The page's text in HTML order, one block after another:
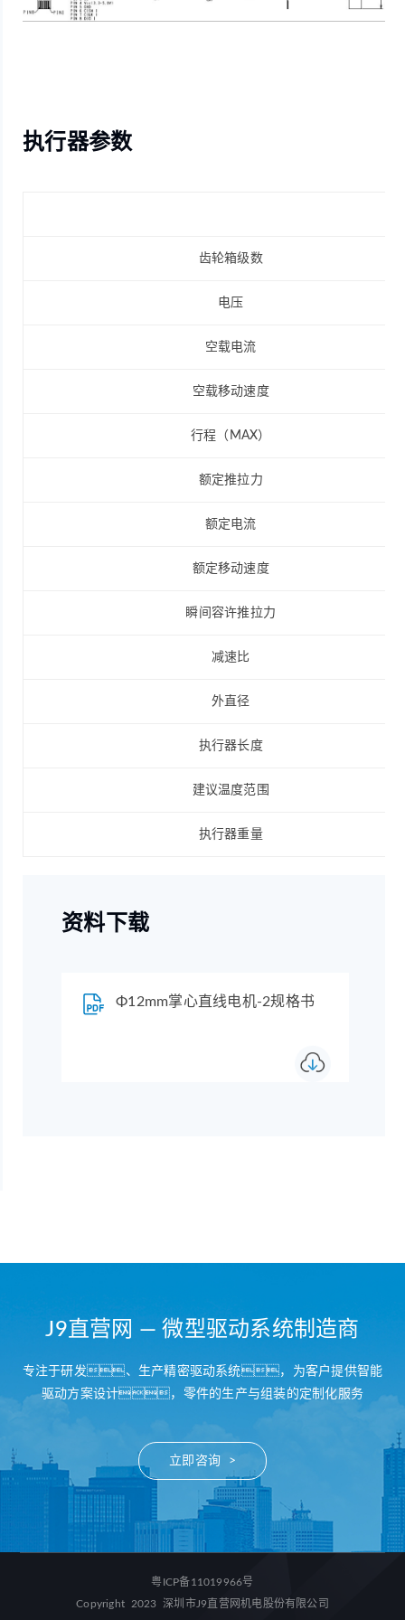
执行器参数
齿轮箱级数
电压
空载电流
空载移动速度
行程（MAX）
额定推拉力
额定电流
额定移动速度
瞬间容许推拉力
减速比
外直径
执行器长度
建议温度范围
执行器重量
资料下载
Φ12mm掌心直线电机-2规格书
J9直营网 — 微型驱动系统制造商
专注于研发、生产精密驱动系统，为客户提供智能
驱动方案设计，零件的生产与组装的定制化服务
立即咨询 >
粤ICP备11019966号
Copyright 2023 深圳市J9直营网机电股份有限公司